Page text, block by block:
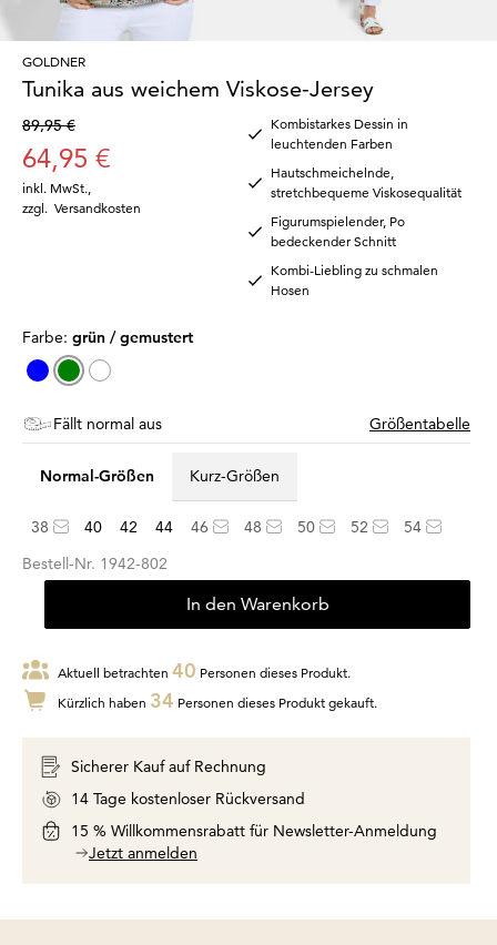
GOLDNER
Tunika aus weichem Viskose-Jersey
89,95 €
64,95 €
inkl. MwSt.
zzgl. Versandkosten
Kombistarkes Dessin in
leuchtenden Farben
Hautschmeichelnde,
stretchbequeme Viskosequalität
Figurumspielender, Po
bedeckender Schnitt
Kombi-Liebling zu schmalen
Hosen
Farbe: grün / gemustert
Fällt normal aus Größentabelle
Normal-Größen Kurz-Größen
38 40 42 44 46 48 50 52
54
Bestell-Nr. 1942-802
In den Warenkorb
Aktuell betrachten 40 Personen dieses Produkt.
Kürzlich haben 34 Personen dieses Produkt gekauft.
Sicherer Kauf auf Rechnung
14 Tage kostenloser Rückversand
15 % Willkommensrabatt für Newsletter-Anmeldung
Jetzt anmelden